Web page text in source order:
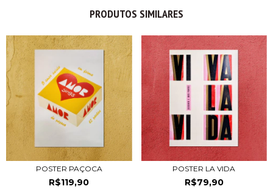
PRODUTOS SIMILARES
POSTER PAÇOCA
R$119,90
POSTER LA VIDA
R$79,90